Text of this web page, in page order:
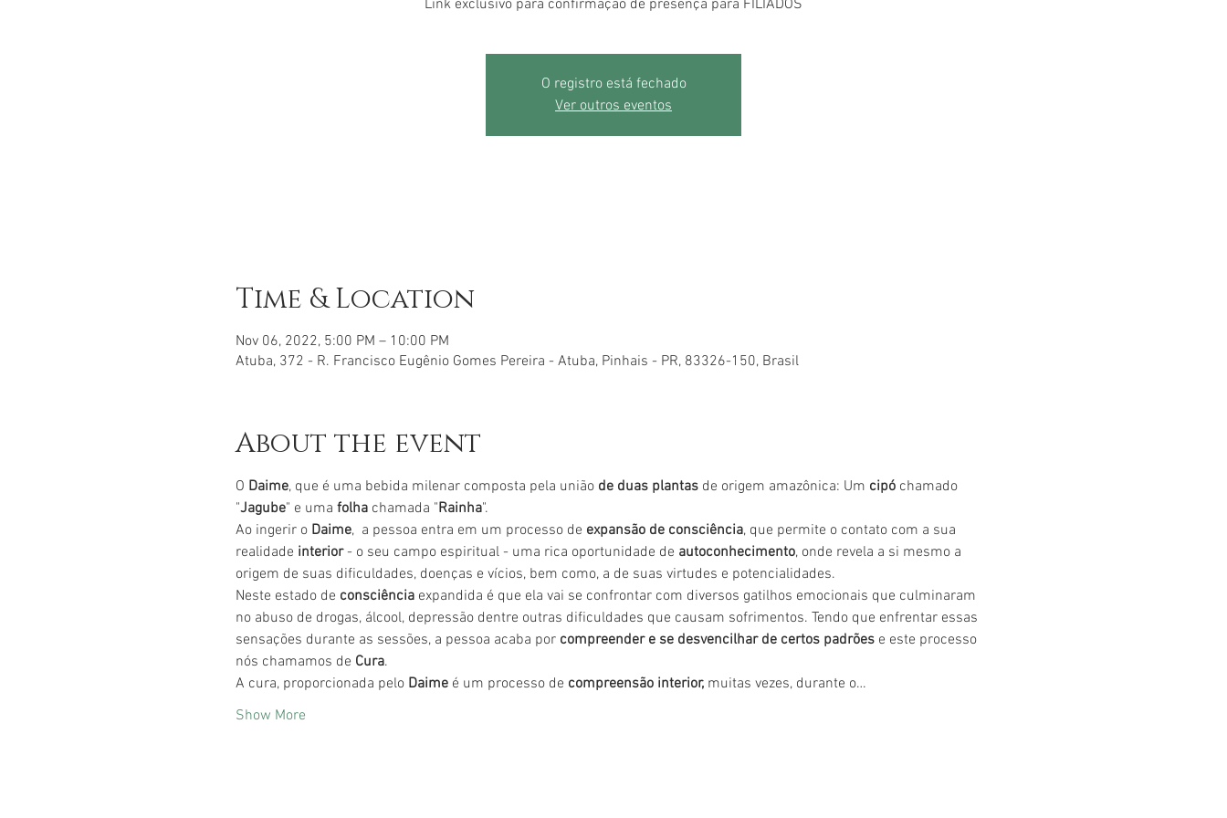
Link exclusivo para confirmação de presença para FILIADOS
O registro está fechado
Ver outros eventos
Time & Location
Nov 06, 2022, 5:00 PM – 10:00 PM
Atuba, 372 - R. Francisco Eugênio Gomes Pereira - Atuba, Pinhais - PR, 83326-150, Brasil
About the event
O Daime, que é uma bebida milenar composta pela união de duas plantas de origem amazônica: Um cipó chamado
"Jagube" e uma folha chamada "Rainha".
Ao ingerir o Daime,  a pessoa entra em um processo de expansão de consciência, que permite o contato com a sua
realidade interior - o seu campo espiritual - uma rica oportunidade de autoconhecimento, onde revela a si mesmo a
origem de suas dificuldades, doenças e vícios, bem como, a de suas virtudes e potencialidades.
Neste estado de consciência expandida é que ela vai se confrontar com diversos gatilhos emocionais que culminaram
no abuso de drogas, álcool, depressão dentre outras dificuldades que causam sofrimentos. Tendo que enfrentar essas
sensações durante as sessões, a pessoa acaba por compreender e se desvencilhar de certos padrões e este processo
nós chamamos de Cura.
A cura, proporcionada pelo Daime é um processo de compreensão interior, muitas vezes, durante o…
Show More